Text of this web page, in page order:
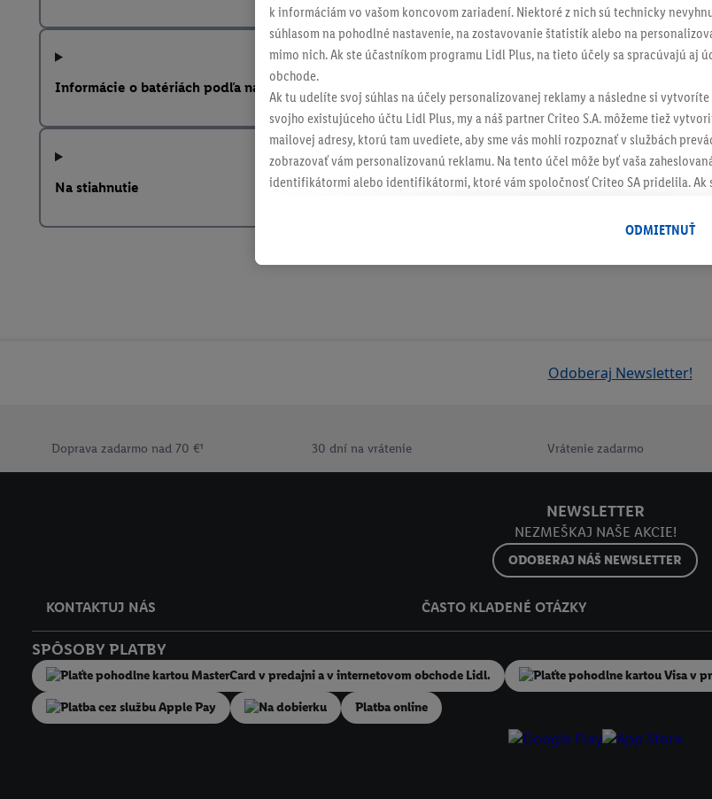
Informácie o batériách podľa nariadenia EÚ o batériách
Na stiahnutie
Odoberaj Newsletter!
Doprava zadarmo nad 70 €¹ 30 dní na vrátenie Vrátenie zadarmo
NEWSLETTER
NEZMEŠKAJ NAŠE AKCIE!
ODOBERAJ NÁŠ NEWSLETTER
KONTAKTUJ NÁS ČASTO KLADENÉ OTÁZKY
SPÔSOBY PLATBY
Na dobierku Platba online
k informáciám vo vašom koncovom zariadení. Niektoré z nich sú technicky
súhlasom na pohodlné nastavenie, na zostavovanie štatistík alebo na
mimo nich. Ak ste účastníkom programu Lidl Plus, na tieto účely sa spracúvajú aj
obchode.
Ak tu udelíte svoj súhlas na účely personalizovanej reklamy a následne si
svojho existujúceho účtu Lidl Plus, my a náš partner Criteo S.A. môžeme tiež
mailovej adresy, ktorú tam uvediete, aby sme vás mohli rozpoznať v službách
zobrazovať vám personalizovanú reklamu. Na tento účel môže byť vaša
identifikátormi alebo identifikátormi, ktoré vám spoločnosť Criteo SA pridelila. Ak
internetovom obchode, ale nie jeho zakúpením), sa môžu zobrazovať aj na
spoločnosti Lidl ak vám možno priradiť niekoľko koncových zariadení alebo
Lidl, pomocou vašej hashovanej e-mailovej adresy a prípadne ďalších
vyjadríte súhlas so spracúvaním na všetky vyššie uvedené účely. Ďalšie
ODMIETNUŤ